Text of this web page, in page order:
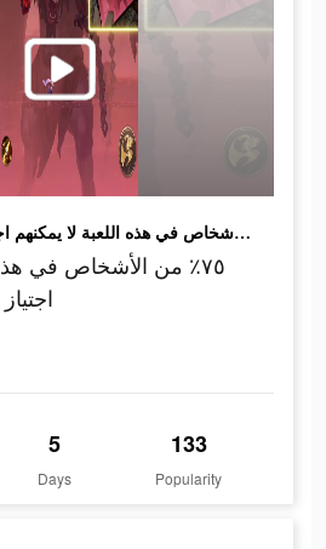
٧٥٪ من الأشخاص في هذه اللعبة لا يمكنهم اجتياز المستويات الثلاثة
٧٥٪ من الأشخاص في
5
Days
133
Popularity